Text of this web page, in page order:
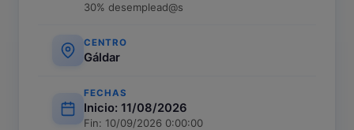
30% desemplead@s
CENTRO
Gáldar
FECHAS
Inicio: 11/08/2026
Fin: 10/09/2026 0:00:00